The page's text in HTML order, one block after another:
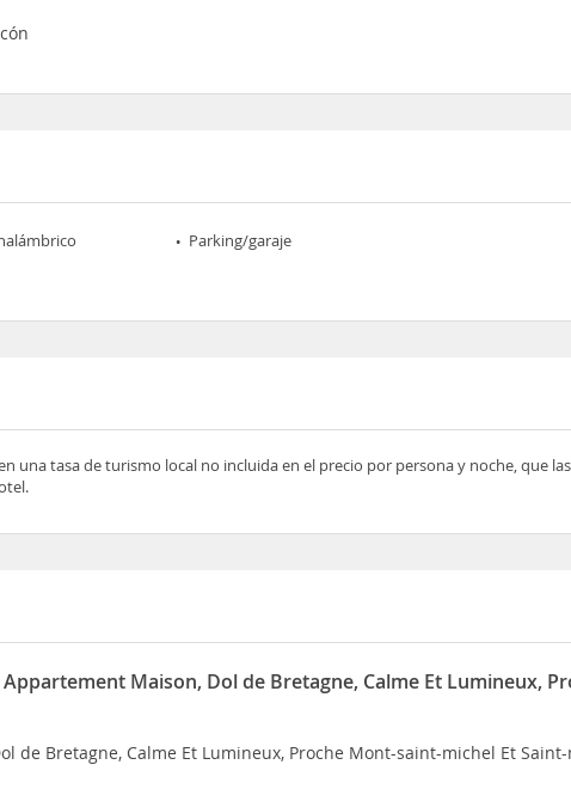
Parking/garaje
una tasa de turismo local no incluida en el precio por persona y noche, que
Maison, Dol de Bretagne, Calme Et Lumineux,
de Bretagne, Calme Et Lumineux, Proche Mont-saint-michel Et